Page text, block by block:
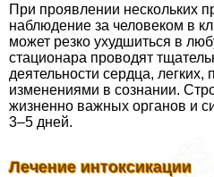
При проявлении нескольких
наблюдение за человеком в
может резко ухудшиться в
стационара проводят
деятельности сердца, легких,
изменениями в сознании.
жизненно важных органов и
3–5 дней.
Лечение интоксикации